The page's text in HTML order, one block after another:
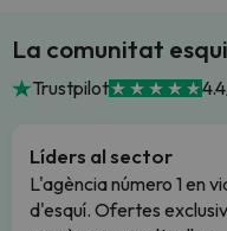
La comunitat
Trustpilot
Líders al sector
L'agència número 1 en
d'esquí. Ofertes